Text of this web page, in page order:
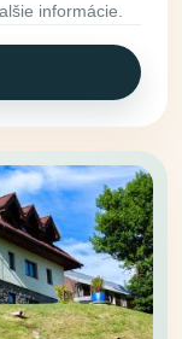
informácie.